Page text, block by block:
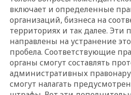
включает и определенные
организаций, бизнеса на
территориях и так далее. Эти
направлены на устранение
пробела. Соответствующие
органы смогут составлять
административных
смогут налагать